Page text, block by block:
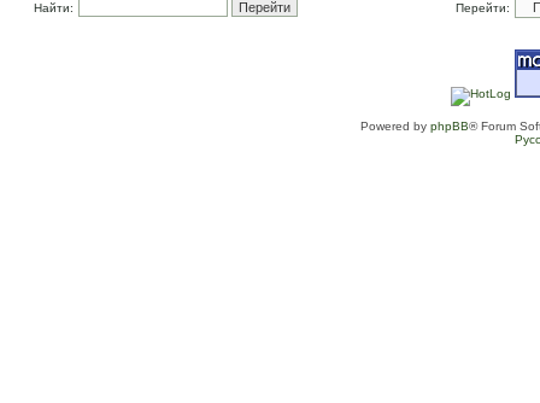
Найти: Перейти:
Powered by phpBB® Forum